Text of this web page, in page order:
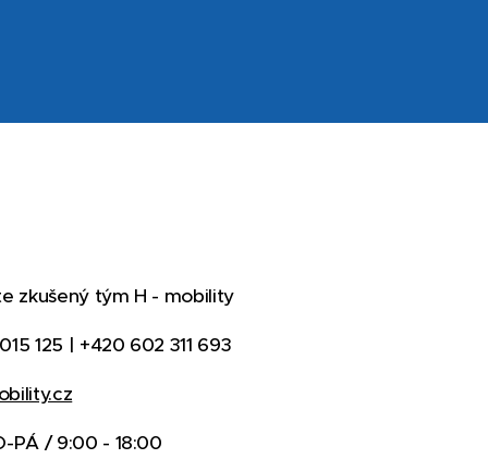
zkušený tým H - mobility
125 | +420 602 311 693
PÁ / 9:00 - 18:00